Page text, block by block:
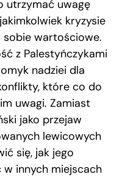
utrzymać uwagę
kryzysie
wartościowe.
z Palestyńczykami
nadziei dla
które co do
uwagi. Zamiast
jako przejaw
lewicowych
się, jak jego
innych miejscach